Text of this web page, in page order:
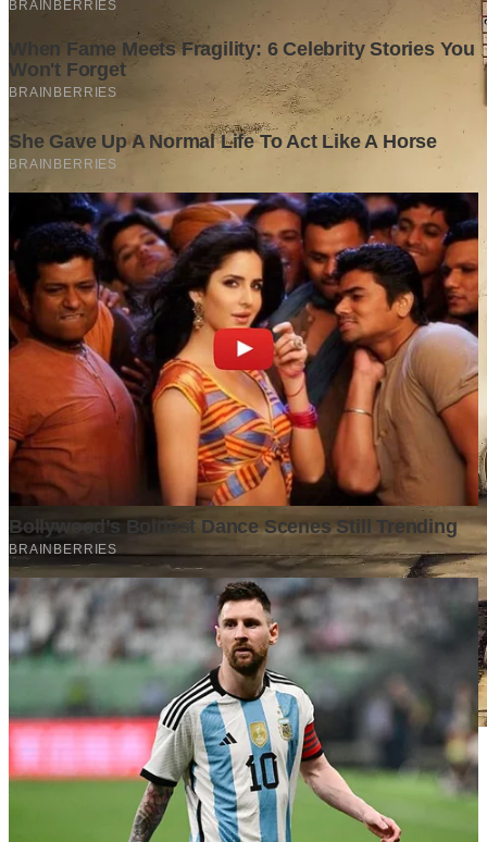
Stok BBM di Indonesia Hanya Tinggal 21 Hari, Apa
Dampaknya bagi Masyarakat?
4 months ago